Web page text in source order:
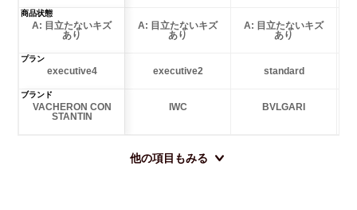
商品状態
A: 目立たないキズ
あり
A: 目立たないキズ
あり
A: 目立たないキズ
あり
プラン
executive4 executive2 standard
ブランド
VACHERON CON
STANTIN
IWC BVLGARI
他の項目もみる